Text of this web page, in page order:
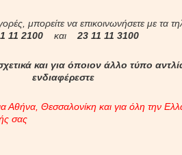
μπορείτε να επικοινωνήσετε με τα
11 2100 και23 11 11 3100
και για όποιον άλλο τύπο
ενδιαφέρεστε
Αθήνα, Θεσσαλονίκη και για όλη την
σας